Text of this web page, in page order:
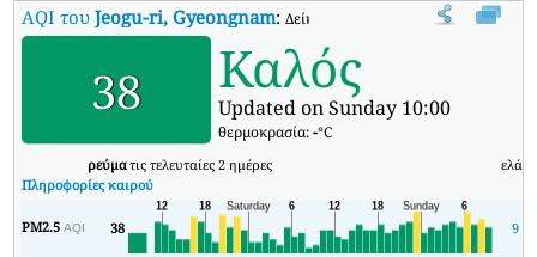
AQI τουJeogu-ri, Gyeongnam:Δείκτης ποιότητας αέρα σε
38 Καλός
Updated on Sunday 10:00
θερμοκρασία:-°C
ρεύματις τελευταίες 2 ημέρες ελάχ
Πληροφορίες καιρού
PM2.5AQI 38 9